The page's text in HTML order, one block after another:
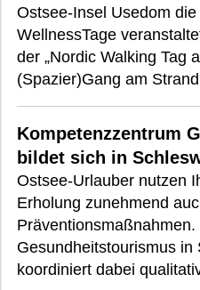
Ostsee-Insel Usedom
WellnessTage
der „Nordic Walking Tag
(Spazier)Gang am
Kompetenzzentrum
bildet sich in
Ostsee-Urlauber nutzen
Erholung zunehmend
Gesundheitstourismus in
koordiniert dabei